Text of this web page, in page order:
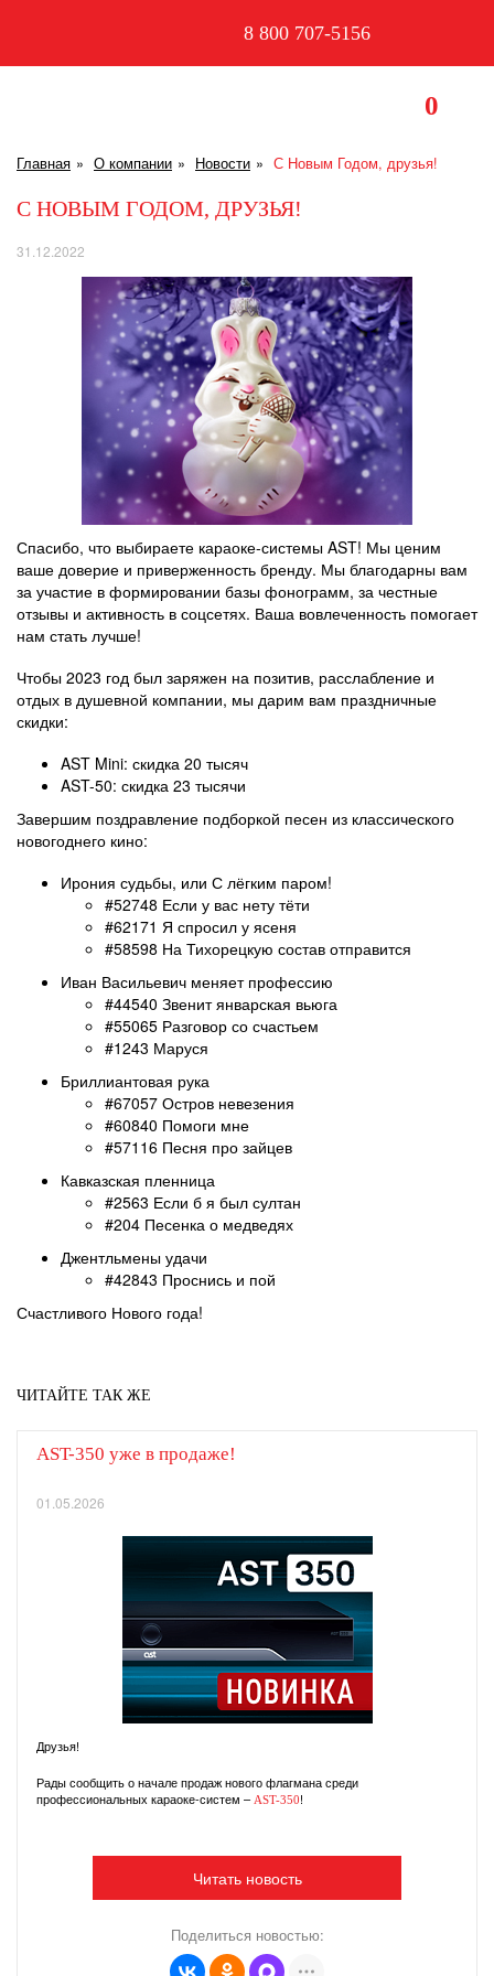
8 800 707-5156
0
Главная О компании Новости С Новым Годом, друзья!
С НОВЫМ ГОДОМ, ДРУЗЬЯ!
31.12.2022
Спасибо, что выбираете караоке-системы AST! Мы ценим
ваше доверие и приверженность бренду. Мы благодарны вам
за участие в формировании базы фонограмм, за честные
отзывы и активность в соцсетях. Ваша вовлеченность помогает
нам стать лучше!
Чтобы 2023 год был заряжен на позитив, расслабление и
отдых в душевной компании, мы дарим вам праздничные
скидки:
AST Mini: скидка 20 тысяч
AST-50: скидка 23 тысячи
Завершим поздравление подборкой песен из классического
новогоднего кино:
Ирония судьбы, или С лёгким паром!
#52748 Если у вас нету тёти
#62171 Я спросил у ясеня
#58598 На Тихорецкую состав отправится
Иван Васильевич меняет профессию
#44540 Звенит январская вьюга
#55065 Разговор со счастьем
#1243 Маруся
Бриллиантовая рука
#67057 Остров невезения
#60840 Помоги мне
#57116 Песня про зайцев
Кавказская пленница
#2563 Если б я был султан
#204 Песенка о медведях
Джентльмены удачи
#42843 Проснись и пой
Счастливого Нового года!
ЧИТАЙТЕ ТАК ЖЕ
AST-350 уже в продаже!
01.05.2026
Друзья!
Рады сообщить о начале продаж нового флагмана среди
профессиональных караоке-систем – AST-350!
Читать новость
Поделиться новостью: